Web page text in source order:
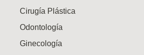
Cirugía Plástica
Odontología
Ginecología